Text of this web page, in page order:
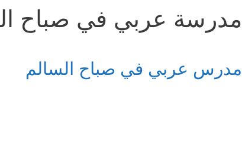
مدرسة عربي في صباح
مدرس عربي في صباح السالم